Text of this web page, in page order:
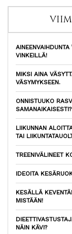
VINKEILLÄ!
MIKSI AINA
VÄSYMYKSEEN.
ONNISTUUKO
SAMANAIKAISESTI?
LIIKUNNAN
TAI
TREENIVÄLINEET
IDEOITA
KESÄLLÄ
MISTÄÄN!
NÄIN KÄVI?